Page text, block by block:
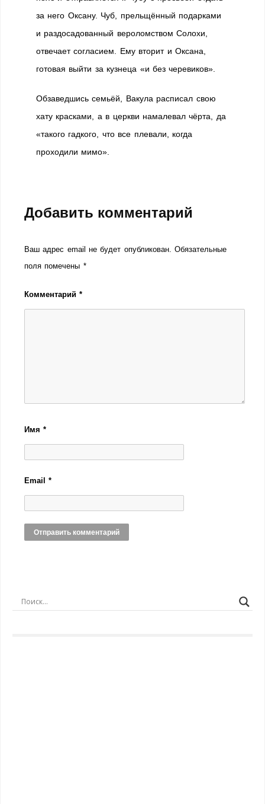
за него Оксану. Чуб, прельщённый подарками
и раздосадованный вероломством Солохи,
отвечает согласием. Ему вторит и Оксана,
готовая выйти за кузнеца «и без черевиков».
Обзаведшись семьёй, Вакула расписал свою
хату красками, а в церкви намалевал чёрта, да
«такого гадкого, что все плевали, когда
проходили мимо».
Добавить комментарий
Ваш адрес email не будет опубликован. Обязательные
поля помечены *
Комментарий*
Имя*
Email*